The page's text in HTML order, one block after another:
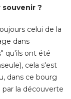
qu'ils ont été
dans ce bourg
la découverte